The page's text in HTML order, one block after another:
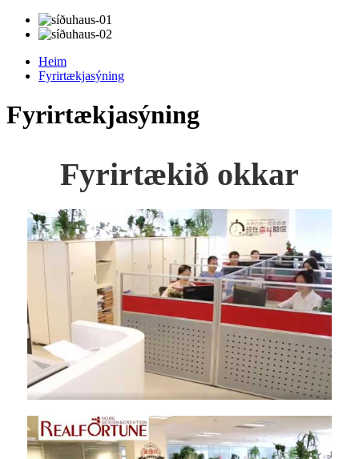
Heim
Fyrirtækjasýning
Fyrirtækjasýning
Fyrirtækið okkar